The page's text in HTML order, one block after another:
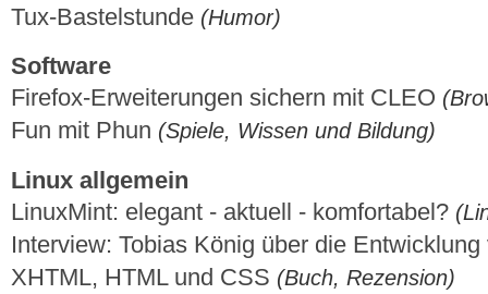
Tux-Bastelstunde (Humor)
Software
Firefox-Erweiterungen sichern mit CLEO
Fun mit Phun (Spiele, Wissen und Bildung)
Linux allgemein
LinuxMint: elegant - aktuell - komfortabel?
Interview: Tobias König über die
XHTML, HTML und CSS (Buch, Rezension)